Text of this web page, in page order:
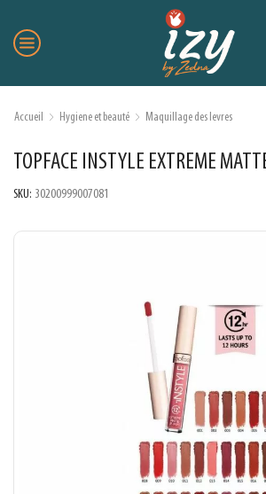
Accueil Hygiene et beauté Maquillage des levres
TOPFACE INSTYLE EXTREME
SKU: 30200999007081